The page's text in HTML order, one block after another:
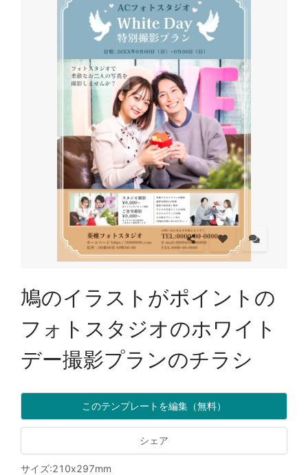
鳩のイラストがポイントの
フォトスタジオのホワイト
デー撮影プランのチラシ
このテンプレートを編集（無料）
シェア
サイズ:210x297mm